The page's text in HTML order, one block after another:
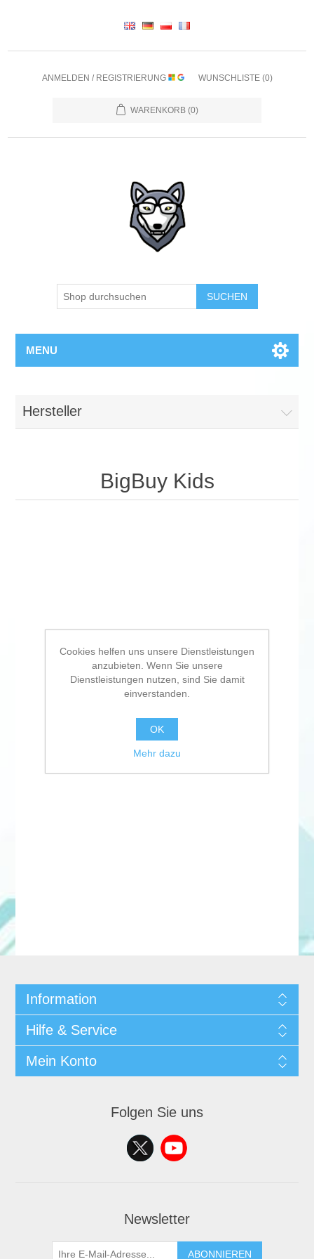
ANMELDEN / REGISTRIERUNG WUNSCHLISTE (0)
WARENKORB (0)
SUCHEN
MENU
Hersteller
BigBuy Kids
Information
Hilfe & Service
Mein Konto
Folgen Sie uns
Newsletter
ABONNIEREN
Cookies helfen uns unsere Dienstleistungen
anzubieten. Wenn Sie unsere
Dienstleistungen nutzen, sind Sie damit
einverstanden.
OK
Mehr dazu